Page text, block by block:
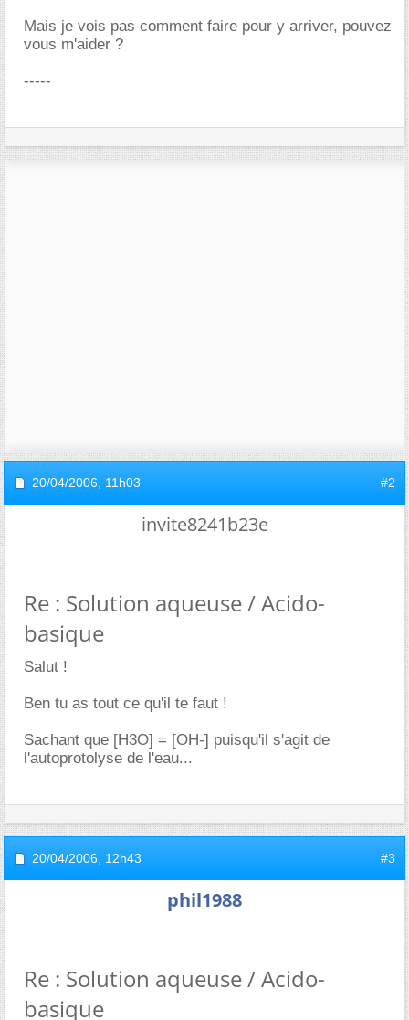
Mais je vois pas comment faire pour y arriver, pouvez
vous m'aider ?
-----
20/04/2006, 11h03 #2
invite8241b23e
Re : Solution aqueuse / Acido-
basique
Salut !
Ben tu as tout ce qu'il te faut !
Sachant que [H3O] = [OH-] puisqu'il s'agit de
l'autoprotolyse de l'eau...
20/04/2006, 12h43 #3
phil1988
Re : Solution aqueuse / Acido-
basique